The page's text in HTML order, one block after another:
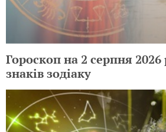
Гороскоп на 2 серпня 2026
знаків зодіаку